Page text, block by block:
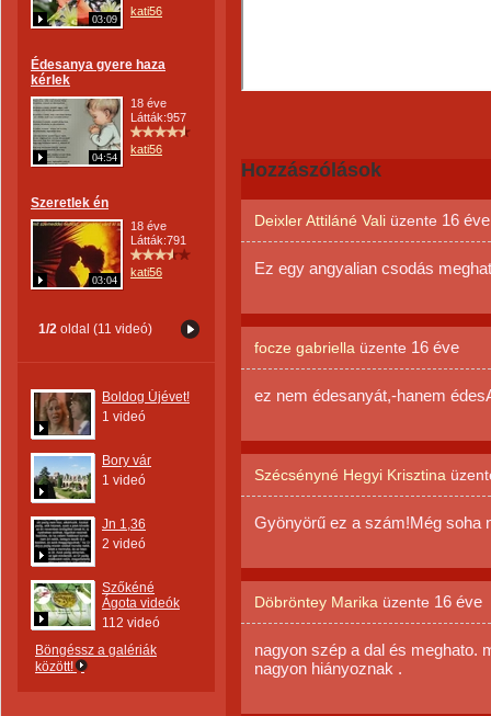
03:09
kati56
Édesanya gyere haza
kérlek
04:54
18 éve
Látták:957
kati56
Szeretlek én
03:04
18 éve
Látták:791
kati56
1/2 oldal (11 videó)
Boldog Újévet!
1 videó
Bory vár
1 videó
Jn 1,36
2 videó
Szőkéné
Ágota videók
112 videó
Böngéssz a galériák
között!
Hozzászólások
Deixler Attiláné Vali üzente 16 éve
Ez egy angyalian csodás
focze gabriella üzente 16 éve
ez nem édesanyát,-hanem
Szécsényné Hegyi Krisztina
Gyönyörű ez a szám!Még soha
Döbröntey Marika üzente 16 éve
nagyon szép a dal és meghato.
nagyon hiányoznak .